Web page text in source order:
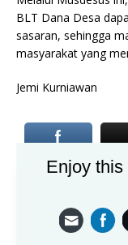
BLT Dana Desa
sasaran, sehingga
masyarakat yang
Jemi Kurniawan
Al-
Bihalal
Enjoy